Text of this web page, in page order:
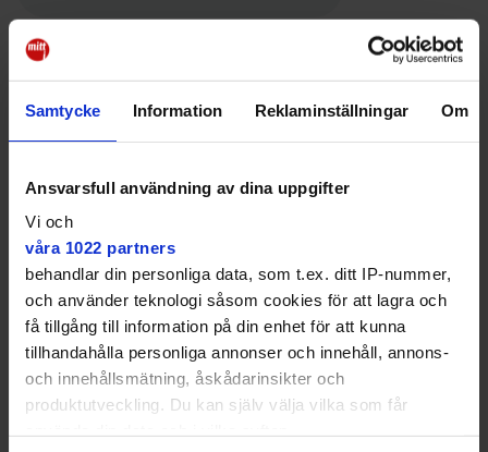
Samtycke Information Reklaminställningar Om
Ansvarsfull användning av dina uppgifter
Vi och
våra 1022 partners
behandlar din personliga data, som t.ex. ditt IP-nummer,
och använder teknologi såsom cookies för att lagra och
få tillgång till information på din enhet för att kunna
tillhandahålla personliga annonser och innehåll, annons-
och innehållsmätning, åskådarinsikter och
produktutveckling. Du kan själv välja vilka som får
o r n
Västerorts senaste bostadskvarter Brf Backtimjan i
Hässelby villastad är nu färdigbyggt och inflyttat.
De 56 lägenheterna har byggts i fyra våningar vid
Vänder sig till flera målgrupper
– Vi har vänt oss till alla som letar första lägenheten,
unga par, barnfamiljer och äldre som sålt villan eller
radhuset, säger Anna-Kari Malm, projektchef JM:s
dotterbolag AB Borätt.
Vi har vänt oss till alla som